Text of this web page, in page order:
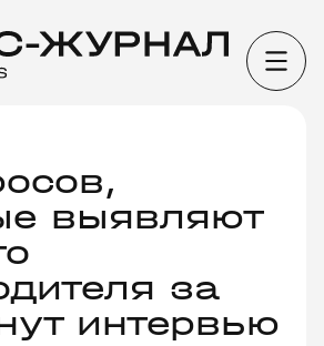
выявляют
за
интервью